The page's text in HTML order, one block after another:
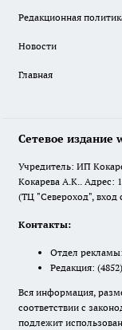
Редакционная
Новости
Главная
Сетевое издание
Учредитель: ИП
Кокарева А.К.. Адрес:
(ТЦ "Североход",
Контакты:
Отдел рекламы:
Редакция:
Вся информация,
соответствии с
подлежит